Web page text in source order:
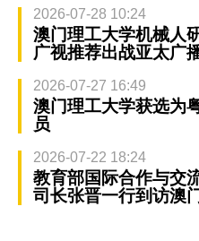
2026-07-28 10:24
澳门理工大学机械人
广视推荐出战亚太广
2026-07-27 16:49
澳门理工大学获选为
员
2026-07-22 18:24
教育部国际合作与交
司长张晋一行到访澳